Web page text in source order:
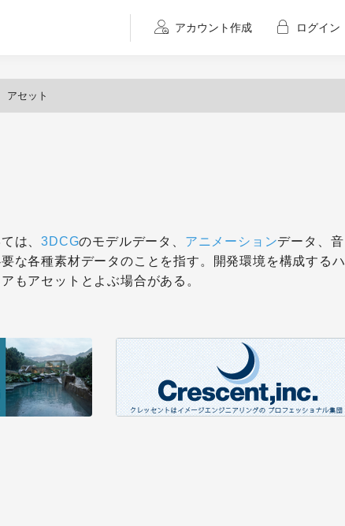
アカウント作成 ログイン
アセット
は、3DCGのモデルデータ、 アニメーションデータ、音
な各種素材データのことを指す。開発環境を構成するハ
もアセットとよぶ場合がある。